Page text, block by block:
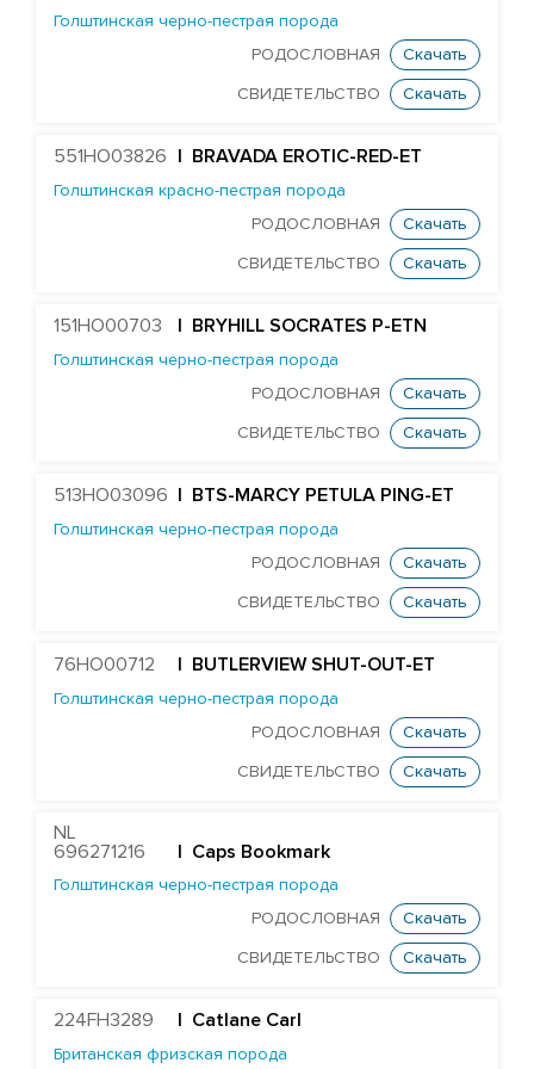
STANTONS SNOWMAN EA COLTON-ET
TJR DIRECTOR CONTROLLER-ET
EDG UNO DAREDEVIL 8369-ET
TJR DUKE DAWSON-ET
MR SUPERHERO DEDICATE-ET
MR OAK DELCO 57279-ET
Farnear Delta-Beta 241-ET
MR UNO DESIGN 1428-ET
ST GEN MT EDGE 67446-ET
STANTONS ELAPSE 6815-ET
T-GEN-AC DIXIE EXPOSURE-ET
FARNEAR-TBR-BH FLAMER-ET
EDG JABIR GAMBLER 57455-ET
EDG TANGO GASKET 57590-ET
ST GENOMICPRO GRANT-ET
FARNEAR HAMMOND-ET
Голштинская черно-пестрая порода
РОДОСЛОВНАЯ
Скачать
СВИДЕТЕЛЬСТВО Скачать
551HO03826 | BRAVADA EROTIC-RED-ET
Голштинская красно-пестрая порода
РОДОСЛОВНАЯ
Скачать
СВИДЕТЕЛЬСТВО Скачать
151HO00703 | BRYHILL SOCRATES P-ETN
Голштинская черно-пестрая порода
РОДОСЛОВНАЯ
Скачать
СВИДЕТЕЛЬСТВО Скачать
513HO03096 | BTS-MARCY PETULA PING-ET
Голштинская черно-пестрая порода
РОДОСЛОВНАЯ
Скачать
СВИДЕТЕЛЬСТВО Скачать
76HO00712 | BUTLERVIEW SHUT-OUT-ET
Голштинская черно-пестрая порода
РОДОСЛОВНАЯ
Скачать
СВИДЕТЕЛЬСТВО Скачать
NL
696271216
| Caps Bookmark
Голштинская черно-пестрая порода
РОДОСЛОВНАЯ
Скачать
СВИДЕТЕЛЬСТВО Скачать
224FH3289 | Catlane Carl
Британская фризская порода